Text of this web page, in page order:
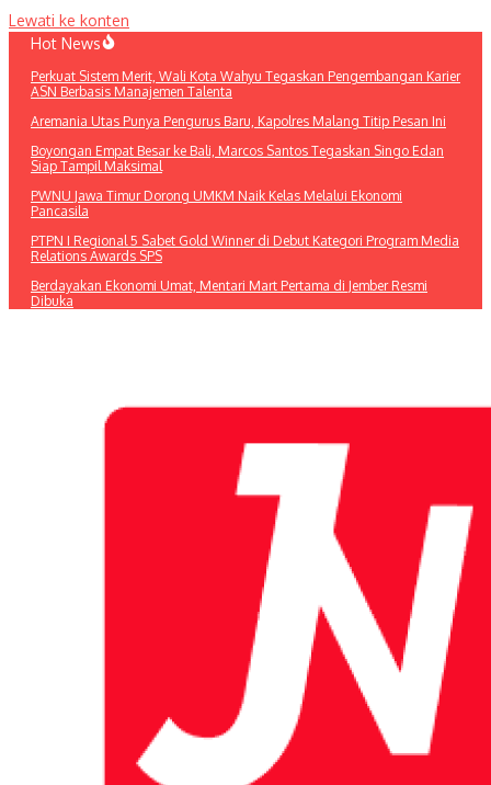
Lewati ke konten
Hot News
Perkuat Sistem Merit, Wali Kota Wahyu Tegaskan Pengembangan Karier
ASN Berbasis Manajemen Talenta
Aremania Utas Punya Pengurus Baru, Kapolres Malang Titip Pesan Ini
Boyongan Empat Besar ke Bali, Marcos Santos Tegaskan Singo Edan
Siap Tampil Maksimal
PWNU Jawa Timur Dorong UMKM Naik Kelas Melalui Ekonomi
Pancasila
PTPN I Regional 5 Sabet Gold Winner di Debut Kategori Program Media
Relations Awards SPS
Berdayakan Ekonomi Umat, Mentari Mart Pertama di Jember Resmi
Dibuka